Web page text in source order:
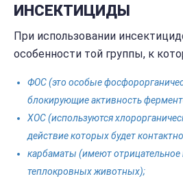
ИНСЕКТИЦИДЫ
При использовании
особенности той группы, к
ФОС (это особые
блокирующие активность
ХОС (используются
действие которых будет
карбаматы (имеют отрицательное
теплокровных животных);